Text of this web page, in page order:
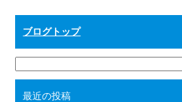
ブログトップ
最近の投稿